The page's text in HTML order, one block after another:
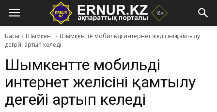
Басы Шымкент
Шымкентте мобильді интернет желісінің қамтылу
деңгейі артып келеді
Шымкентте мобильді
интернет желісінің қамтылу
деңгейі артып келеді